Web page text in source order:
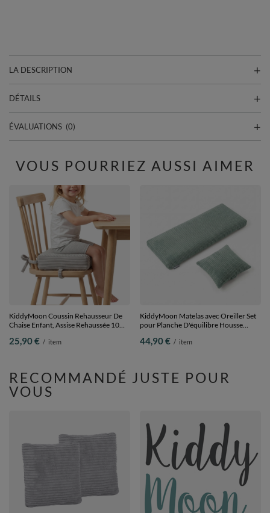
LA DESCRIPTION
DÉTAILS
ÉVALUATIONS (0)
VOUS POURRIEZ AUSSI AIMER
KiddyMoon Coussin Rehausseur De
Chaise Enfant, Assise Rehaussée 10
d’Attache, gris clair, 33x33x10
25,90 € / item
KiddyMoon Matelas avec Oreiller Set
pour Planche D'équilibre Housse
Matelas/Oreiller
44,90 € / item
RECOMMANDÉ JUSTE POUR
VOUS